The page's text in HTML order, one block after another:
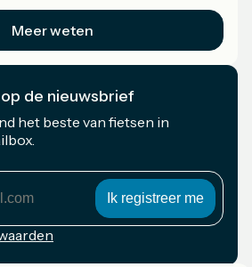
Meer weten
op de nieuwsbrief
het beste van fietsen in